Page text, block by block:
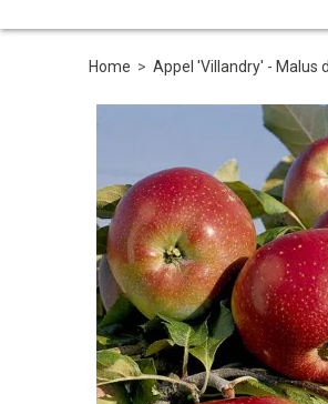
Home > Appel 'Villandry' - Malus